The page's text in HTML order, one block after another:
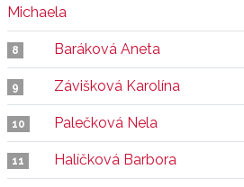
Michaela
8 Baráková Aneta
9 Závišková Karolína
10 Palečková Nela
11 Halíčková Barbora